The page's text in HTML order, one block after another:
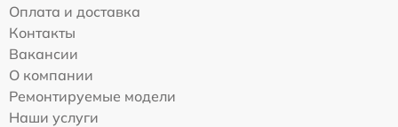
Оплата и доставка
Контакты
Вакансии
О компании
Ремонтируемые модели
Наши услуги